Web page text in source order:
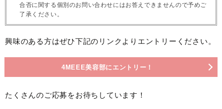
合否に関する個別のお問い合わせにはお答えできませんので予めご
了承ください。
興味のある方はぜひ下記のリンクよりエントリーください。
4MEEE美容部にエントリー！
たくさんのご応募をお待ちしています！